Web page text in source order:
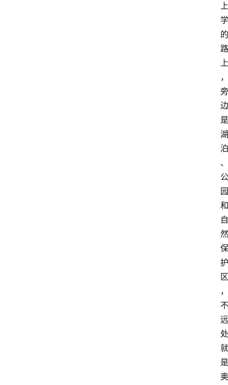
上
学
的
路
上
，
旁
边
是
湖
泊
、
公
园
和
自
然
保
护
区
，
不
远
处
就
是
奥